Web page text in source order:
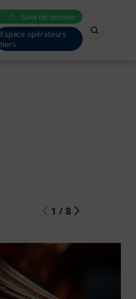
Suivi de dossier
Espace opérateurs
tiers
1 / 8